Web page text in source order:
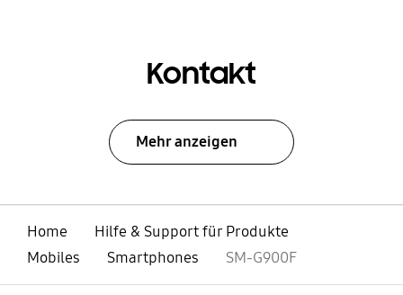
Kontakt
Mehr anzeigen
Home
Hilfe & Support für Produkte
Mobiles
Smartphones SM-G900F